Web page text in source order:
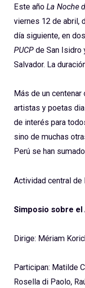
Este año La Noche
viernes 12 de abril,
día siguiente, en
PUCP de San Isidro
Salvador. La
Más de un
artistas y poetas
de interés para
sino de muchas
Perú se han
Actividad central de
Simposio sobre el
Dirige: Mériam
Participan: Matilde
Rosella di Paolo,